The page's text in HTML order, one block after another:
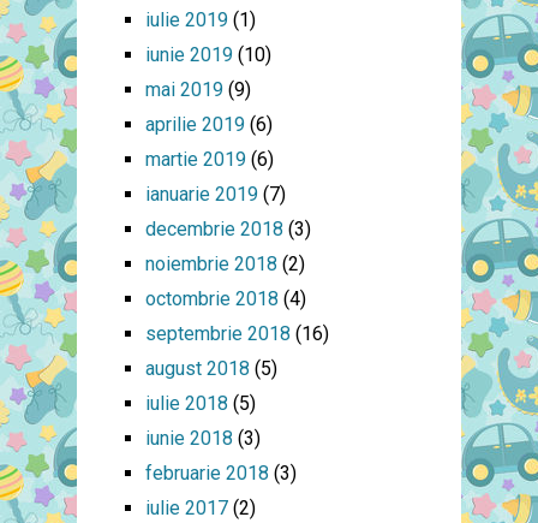
iulie 2019(1)
iunie 2019(10)
mai 2019(9)
aprilie 2019(6)
martie 2019(6)
ianuarie 2019(7)
decembrie 2018 (3)
noiembrie 2018 (2)
octombrie 2018 (4)
septembrie 2018 (16)
august 2018 (5)
iulie 2018 (5)
iunie 2018 (3)
februarie 2018 (3)
iulie 2017(2)